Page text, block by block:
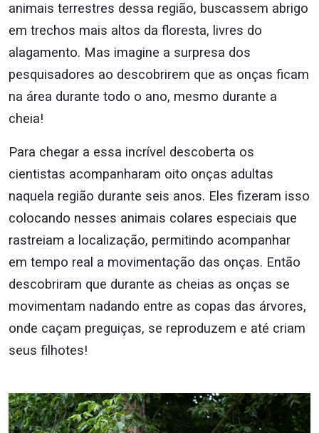
animais terrestres dessa região, buscassem abrigo
em trechos mais altos da floresta, livres do
alagamento. Mas imagine a surpresa dos
pesquisadores ao descobrirem que as onças ficam
na área durante todo o ano, mesmo durante a
cheia!
Para chegar a essa incrível descoberta os
cientistas acompanharam oito onças adultas
naquela região durante seis anos. Eles fizeram isso
colocando nesses animais colares especiais que
rastreiam a localização, permitindo acompanhar
em tempo real a movimentação das onças. Então
descobriram que durante as cheias as onças se
movimentam nadando entre as copas das árvores,
onde caçam preguiças, se reproduzem e até criam
seus filhotes!